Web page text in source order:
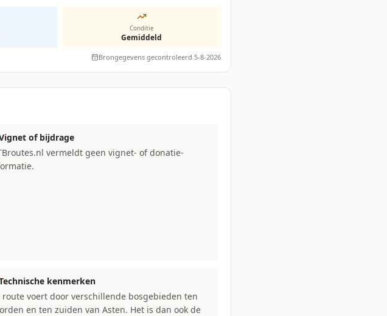
Conditie
Gemiddeld
Brongegevens gecontroleerd 5-8-2026
of bijdrage
vermeldt geen vignet- of donatie-
kenmerken
route voert door verschillende bosgebieden ten
en ten zuiden van Asten. Het is dan ook de